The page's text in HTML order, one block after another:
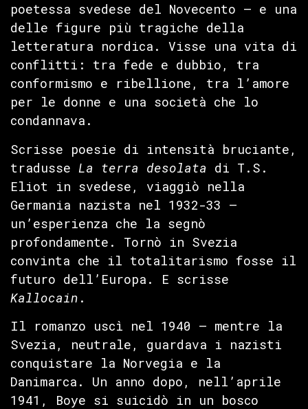
poetessa svedese del Novecento — e una
delle figure più tragiche della
letteratura nordica. Visse una vita di
conflitti: tra fede e dubbio, tra
conformismo e ribellione, tra l’amore
per le donne e una società che lo
condannava.
Scrisse poesie di intensità bruciante,
tradusse La terra desolata di T.S.
Eliot in svedese, viaggiò nella
Germania nazista nel 1932-33 —
un’esperienza che la segnò
profondamente. Tornò in Svezia
convinta che il totalitarismo fosse il
futuro dell’Europa. E scrisse
Kallocain .
Il romanzo uscì nel 1940 — mentre la
Svezia, neutrale, guardava i nazisti
conquistare la Norvegia e la
Danimarca. Un anno dopo, nell’aprile
1941, Boye si suicidò in un bosco